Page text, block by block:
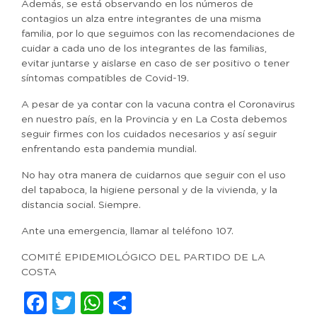
Además, se está observando en los números de
contagios un alza entre integrantes de una misma
familia, por lo que seguimos con las recomendaciones de
cuidar a cada uno de los integrantes de las familias,
evitar juntarse y aislarse en caso de ser positivo o tener
síntomas compatibles de Covid-19.
A pesar de ya contar con la vacuna contra el Coronavirus
en nuestro país, en la Provincia y en La Costa debemos
seguir firmes con los cuidados necesarios y así seguir
enfrentando esta pandemia mundial.
No hay otra manera de cuidarnos que seguir con el uso
del tapaboca, la higiene personal y de la vivienda, y la
distancia social. Siempre.
Ante una emergencia, llamar al teléfono 107.
COMITÉ EPIDEMIOLÓGICO DEL PARTIDO DE LA
COSTA
Facebook
TwitterWhatsApp